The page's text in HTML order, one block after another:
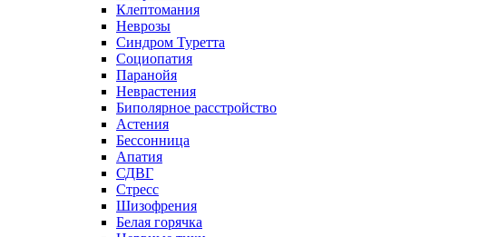
Клептомания
Неврозы
Синдром Туретта
Социопатия
Паранойя
Неврастения
Биполярное расстройство
Астения
Бессонница
Апатия
СДВГ
Стресс
Шизофрения
Белая горячка